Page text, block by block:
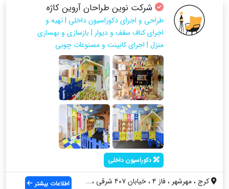
شرکت نوین طراحان آروین کاژه
طراحی و اجرای دکوراسیون داخلی | تهیه و
اجرای کناف سقف و دیوار | بازسازی و بهسازی
منزل | اجرای کابینت و مصنوعات چوبی
دکوراسیون داخلی
کرج ، مهرشهر ، فاز ۴ ، خیابان ۴۰۷ شرقی ،... اطلاعات بیشتر